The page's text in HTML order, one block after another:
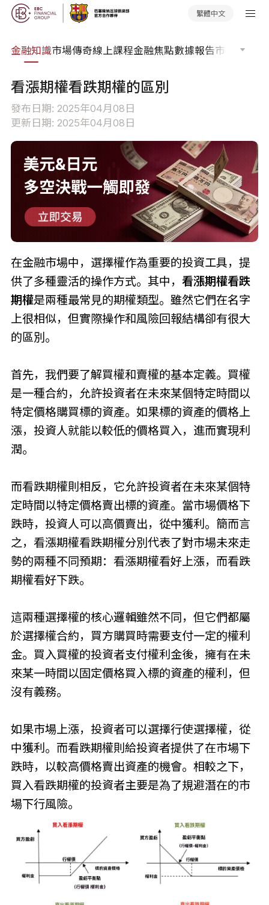
繁體中文
金融知識市場傳奇線上課程金融焦點數據報告市場分析
看漲期權看跌期權的區別
發布日期: 2025年04月08日
更新日期: 2025年04月08日
在金融市場中，選擇權作為重要的投資工具，提
供了多種靈活的操作方式。其中， 看漲期權看跌
期權是兩種最常見的期權類型。雖然它們在名字
上很相似，但實際操作和風險回報結構卻有很大
的區別。
首先，我們要了解買權和賣權的基本定義。買權
是一種合約，允許投資者在未來某個特定時間以
特定價格購買標的資產。如果標的資產的價格上
漲，投資人就能以較低的價格買入，進而實現利
潤。
而看跌期權則相反，它允許投資者在未來某個特
定時間以特定價格賣出標的資產。當市場價格下
跌時，投資人可以高價賣出，從中獲利。簡而言
之，看漲期權看跌期權分別代表了對市場未來走
勢的兩種不同預期：看漲期權看好上漲，而看跌
期權看好下跌。
這兩種選擇權的核心邏輯雖然不同，但它們都屬
於選擇權合約，買方購買時需要支付一定的權利
金。買入買權的投資者支付權利金後，擁有在未
來某一時間以固定價格買入標的資產的權利，但
沒有義務。
如果市場上漲，投資者可以選擇行使選擇權，從
中獲利。而看跌期權則給投資者提供了在市場下
跌時，以較高價格賣出資產的機會。相較之下，
買入看跌期權的投資者主要是為了規避潛在的市
場下行風險。